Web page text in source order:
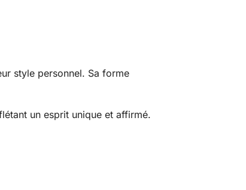
style personnel. Sa forme
un esprit unique et affirmé.